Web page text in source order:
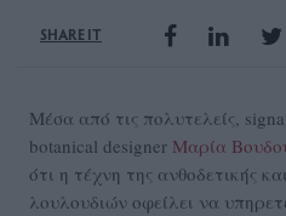
SHARE IT
Μέσα από τις πολυτελείς,
botanical designer Μαρία
ότι η τέχνη της ανθοδετικής
λουλουδιών οφείλει να